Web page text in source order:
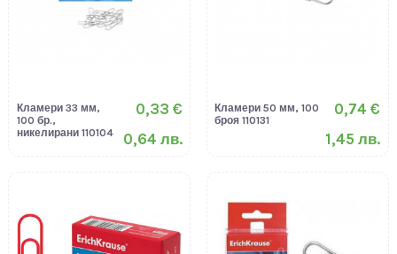
Кламери 33 мм,
100 бр.,
никелирани 110104
0,33 €
0,64 лв.
Кламери 50 мм, 100
броя 110131
0,74 €
1,45 лв.